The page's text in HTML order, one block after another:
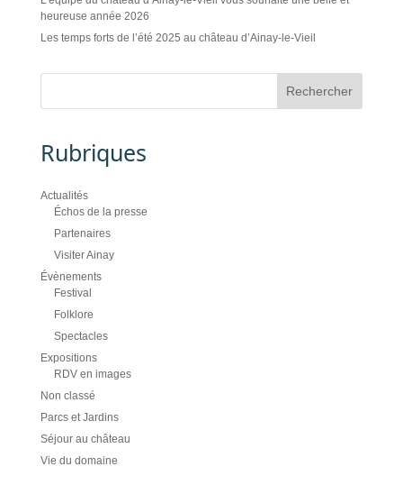
heureuse année 2026
Les temps forts de l’été 2025 au château d’Ainay-le-Vieil
Rubriques
Actualités
Échos de la presse
Partenaires
Visiter Ainay
Évènements
Festival
Folklore
Spectacles
Expositions
RDV en images
Non classé
Parcs et Jardins
Séjour au château
Vie du domaine